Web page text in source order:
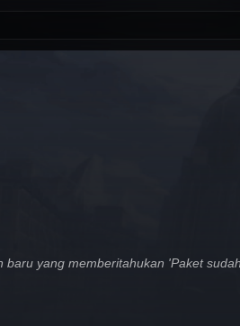
yang memberitahukan 'Paket